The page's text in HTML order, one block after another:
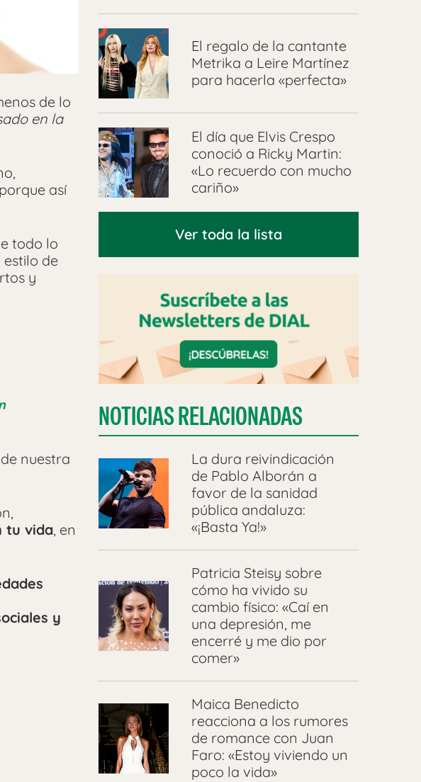
de lo
en la
así
todo lo
estilo de
y
nuestra
tu vida, en
y
El regalo de la cantante
Metrika a Leire Martínez
para hacerla «perfecta»
El día que Elvis Crespo
conoció a Ricky Martin:
«Lo recuerdo con mucho
cariño»
Ver toda la lista
NOTICIAS RELACIONADAS
La dura reivindicación
de Pablo Alborán a
favor de la sanidad
pública andaluza:
«¡Basta Ya!»
Patricia Steisy sobre
cómo ha vivido su
cambio físico: «Caí en
una depresión, me
encerré y me dio por
comer»
Maica Benedicto
reacciona a los rumores
de romance con Juan
Faro: «Estoy viviendo un
poco la vida»